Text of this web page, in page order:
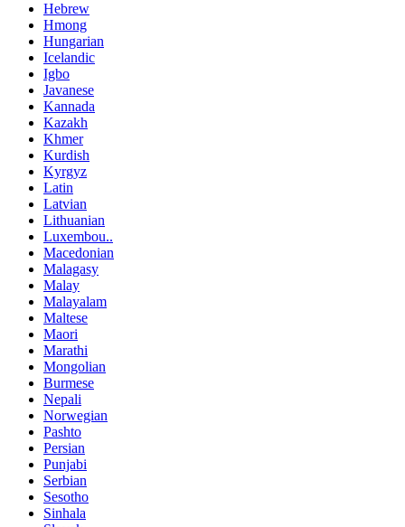
Hebrew
Hmong
Hungarian
Icelandic
Igbo
Javanese
Kannada
Kazakh
Khmer
Kurdish
Kyrgyz
Latin
Latvian
Lithuanian
Luxembou..
Macedonian
Malagasy
Malay
Malayalam
Maltese
Maori
Marathi
Mongolian
Burmese
Nepali
Norwegian
Pashto
Persian
Punjabi
Serbian
Sesotho
Sinhala